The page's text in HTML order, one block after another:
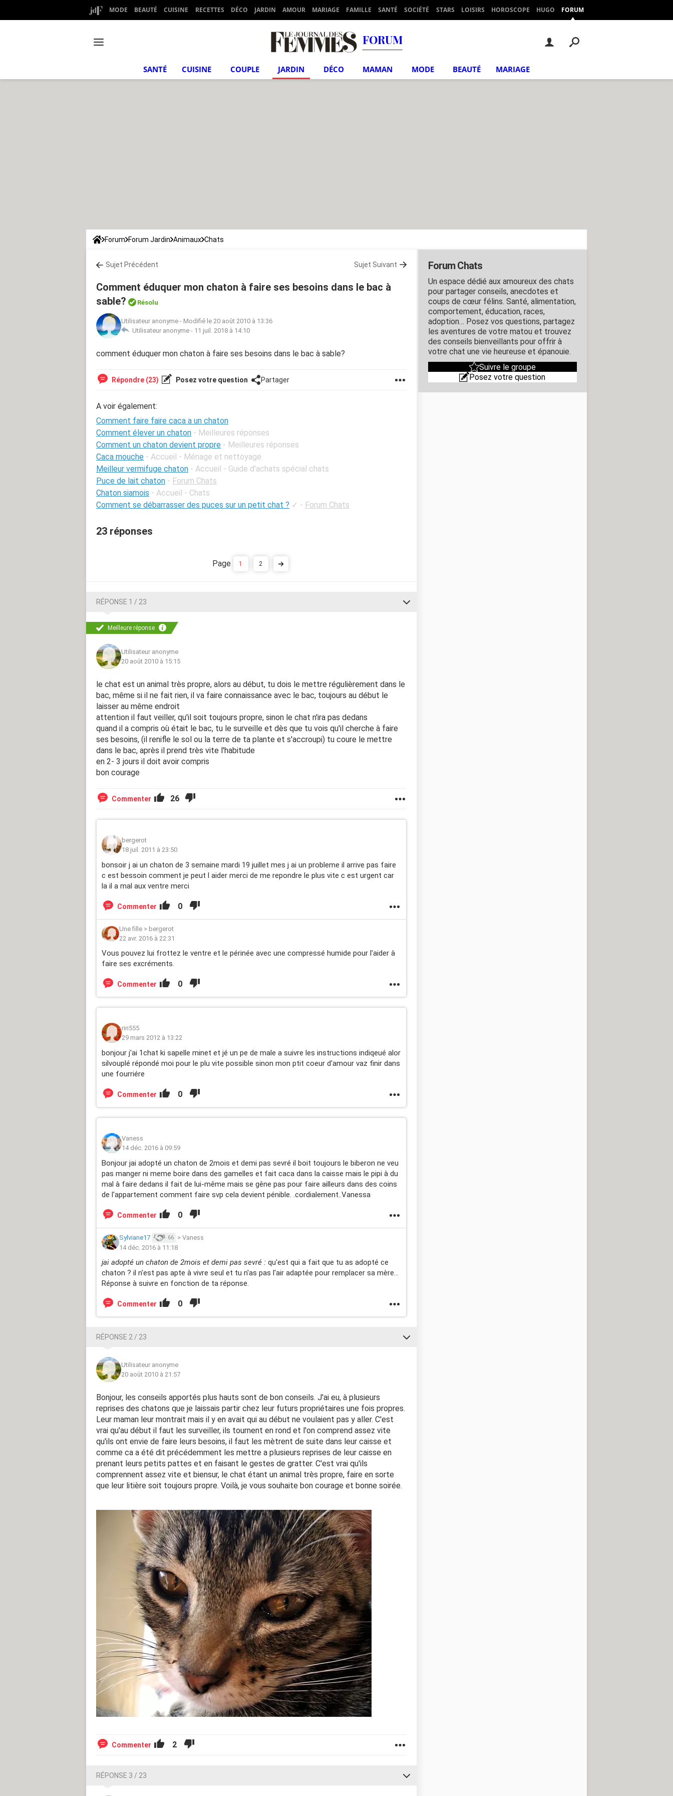
MODE BEAUTÉ CUISINE RECETTES DÉCO JARDIN AMOUR MARIAGE FAMILLE SANTÉ SOCIÉTÉ STARS LOISIRS HOROSCOPE HUGO FORUM
FORUM
SANTÉ CUISINE COUPLE JARDIN DÉCO MAMAN MODE BEAUTÉ MARIAGE
Forum Forum Jardin Animaux Chats
Sujet Précédent Sujet Suivant
Comment éduquer mon chaton à faire ses besoins dans le bac à
sable?
Résolu
Utilisateur anonyme - Modifié le 20 août 2010 à 13:36
Utilisateur anonyme - 11 juil. 2018 à 14:10
comment éduquer mon chaton à faire ses besoins dans le bac à sable?
Répondre (23) Posez votre question Partager
A voir également:
Comment faire faire caca a un chaton
Comment élever un chaton - Meilleures réponses
Comment un chaton devient propre - Meilleures réponses
Caca mouche - Accueil - Ménage et nettoyage
Meilleur vermifuge chaton - Accueil - Guide d'achats spécial chats
Puce de lait chaton - Forum Chats
Chaton siamois - Accueil - Chats
Comment se débarrasser des puces sur un petit chat ? ✓ - Forum Chats
23 réponses
1 2
RÉPONSE 1 / 23
Meilleure réponse
Utilisateur anonyme
20 août 2010 à 15:15
le chat est un animal très propre, alors au début, tu dois le mettre régulièrement dans le
bac, même si il ne fait rien, il va faire connaissance avec le bac, toujours au début le
laisser au même endroit
attention il faut veiller, qu'il soit toujours propre, sinon le chat n'ira pas dedans
quand il a compris où était le bac, tu le surveille et dès que tu vois qu'il cherche à faire
ses besoins, (il renifle le sol ou la terre de ta plante et s'accroupi) tu coure le mettre
dans le bac, après il prend très vite l'habitude
en 2- 3 jours il doit avoir compris
bon courage
Commenter 26
bergerot
18 juil. 2011 à 23:50
bonsoir j ai un chaton de 3 semaine mardi 19 juillet mes j ai un probleme il arrive pas faire
c est bessoin comment je peut l aider merci de me repondre le plus vite c est urgent car
la il a mal aux ventre merci
Commenter 0
Une fille > bergerot
22 avr. 2016 à 22:31
Vous pouvez lui frottez le ventre et le périnée avec une compressé humide pour l'aider à
faire ses excréments.
Commenter 0
riri555
29 mars 2012 à 13:22
bonjour j'ai 1chat ki sapelle minet et jé un pe de male a suivre les instructions indiqeué alor
silvouplé répondé moi pour le plu vite possible sinon mon ptit coeur d'amour vaz finir dans
une fourriére
Commenter 0
Vaness
14 déc. 2016 à 09:59
Bonjour jai adopté un chaton de 2mois et demi pas sevré il boit toujours le biberon ne veu
pas manger ni meme boire dans des gamelles et fait caca dans la caisse mais le pipi à du
mal à faire dedans il fait de lui-même mais se gêne pas pour faire ailleurs dans des coins
de l'appartement comment faire svp cela devient pénible. .cordialement..Vanessa
Commenter 0
Sylviane17 66 > Vaness
14 déc. 2016 à 11:18
jai adopté un chaton de 2mois et demi pas sevré : qu'est qui a fait que tu as adopté ce
chaton ? il n'est pas apte à vivre seul et tu n'as pas l'air adaptée pour remplacer sa mère...
Réponse à suivre en fonction de ta réponse.
Commenter 0
RÉPONSE 2 / 23
Utilisateur anonyme
20 août 2010 à 21:57
Bonjour, les conseils apportés plus hauts sont de bon conseils. J'ai eu, à plusieurs
reprises des chatons que je laissais partir chez leur futurs propriétaires une fois propres.
Leur maman leur montrait mais il y en avait qui au début ne voulaient pas y aller. C'est
vrai qu'au début il faut les surveiller, ils tournent en rond et l'on comprend assez vite
qu'ils ont envie de faire leurs besoins, il faut les mètrent de suite dans leur caisse et
comme ca a été dit précédemment les mettre a plusieurs reprises de leur caisse en
prenant leurs petits pattes et en faisant le gestes de gratter. C'est vrai qu'ils
comprennent assez vite et biensur, le chat étant un animal très propre, faire en sorte
que leur litière soit toujours propre. Voilà, je vous souhaite bon courage et bonne soirée.
Commenter 2
RÉPONSE 3 / 23
Forum Chats
Un espace dédié aux amoureux des chats
pour partager conseils, anecdotes et
coups de cœur félins. Santé, alimentation,
comportement, éducation, races,
adoption… Posez vos questions, partagez
les aventures de votre matou et trouvez
des conseils bienveillants pour offrir à
votre chat une vie heureuse et épanouie.
Suivre le groupe
Posez votre question